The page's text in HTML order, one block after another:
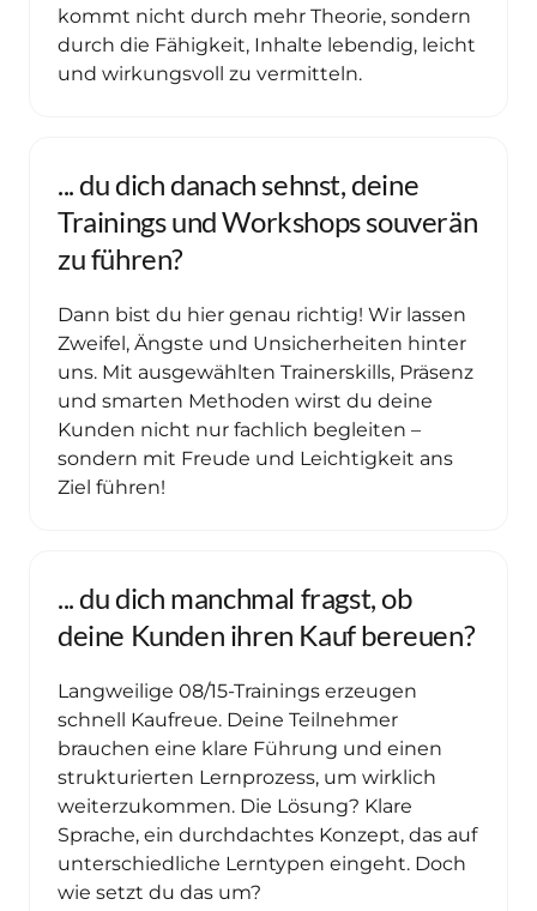
kommt nicht durch mehr Theorie, sondern
durch die Fähigkeit, Inhalte lebendig, leicht
und wirkungsvoll zu vermitteln.
... du dich danach sehnst, deine
Trainings und Workshops souverän
zu führen?
Dann bist du hier genau richtig! Wir lassen
Zweifel, Ängste und Unsicherheiten hinter
uns. Mit ausgewählten Trainerskills, Präsenz
und smarten Methoden wirst du deine
Kunden nicht nur fachlich begleiten –
sondern mit Freude und Leichtigkeit ans
Ziel führen!
... du dich manchmal fragst, ob
deine Kunden ihren Kauf bereuen?
Langweilige 08/15-Trainings erzeugen
schnell Kaufreue. Deine Teilnehmer
brauchen eine klare Führung und einen
strukturierten Lernprozess, um wirklich
weiterzukommen. Die Lösung? Klare
Sprache, ein durchdachtes Konzept, das auf
unterschiedliche Lerntypen eingeht. Doch
wie setzt du das um?